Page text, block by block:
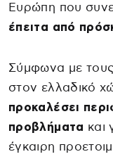
Ευρώπη που
έπειτα από
Σύμφωνα με τους
στον ελλαδικό
προκαλέσει
προβλήματα και
έγκαιρη